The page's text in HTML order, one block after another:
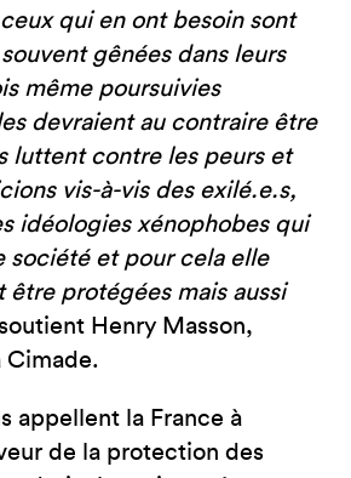
qui en ont besoin sont
gênées dans leurs
même poursuivies
devraient au contraire être
luttent contre les peurs et
vis-à-vis des exilé.e.s,
idéologies xénophobes qui
société et pour cela elle
protégées mais aussi
Henry Masson,
Cimade.
appellent la France à
de la protection des